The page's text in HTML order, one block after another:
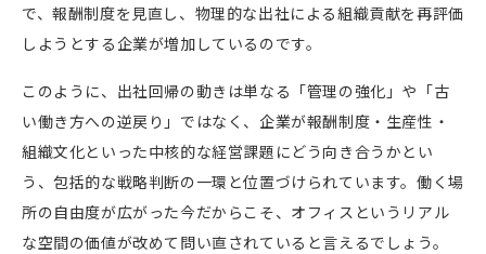
で、報酬制度を見直し、物理的な出社による組織貢献を再評価
しようとする企業が増加しているのです。
このように、出社回帰の動きは単なる「管理の強化」や「古
い働き方への逆戻り」ではなく、企業が報酬制度・生産性・
組織文化といった中核的な経営課題にどう向き合うかとい
う、包括的な戦略判断の一環と位置づけられています。働く場
所の自由度が広がった今だからこそ、オフィスというリアル
な空間の価値が改めて問い直されていると言えるでしょう。